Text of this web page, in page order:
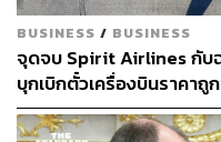
BUSINESS / BUSINESS
จุดจบ Spirit Airlines กับฉ
บุกเบิกตั๋วเครื่องบินราคา
เปิดคำถามใหญ่ว่าใครคือ
ประหยัดหายไป